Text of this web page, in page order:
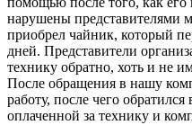
нарушены
приобрел чайник, который
дней. Представители
технику обратно, хоть и не
После обращения в нашу
работу, после чего
оплаченной за технику и